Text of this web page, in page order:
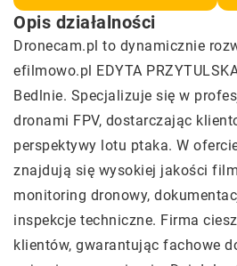
Opis działalności
Dronecam.pl to dynamicznie
efilmowo.pl EDYTA
Bedlnie. Specjalizuje się w
dronami FPV, dostarczając
perspektywy lotu ptaka. W
znajdują się wysokiej jakości
monitoring dronowy,
inspekcje techniczne. Firma
klientów, gwarantując fachowe